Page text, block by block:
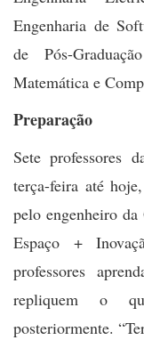
Engenharia de
de Pós-
Matemática e
Preparação
Sete professores
terça-feira até
pelo engenheiro
Espaço +
professores
repliquem o
posteriormente.